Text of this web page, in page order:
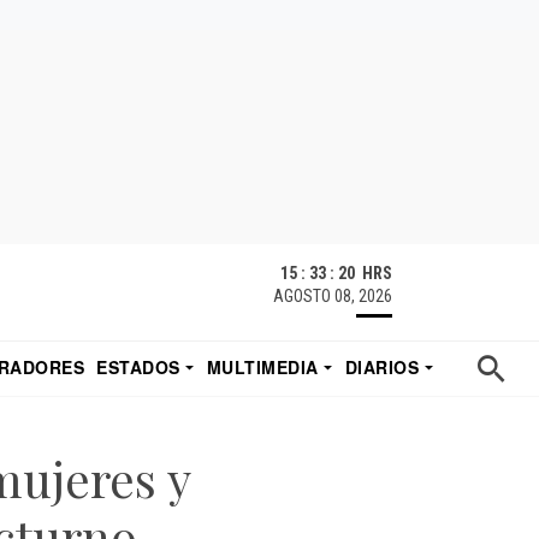
15 : 33 : 20 HRS
AGOSTO 08, 2026
ESTADOS MULTIMEDIA
DIARIOS
y